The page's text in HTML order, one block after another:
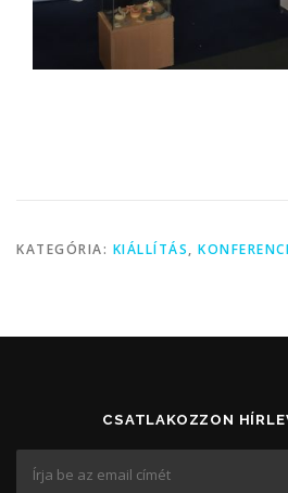
KATEGÓRIA: KIÁLLÍTÁS,
CSATLAKOZZON